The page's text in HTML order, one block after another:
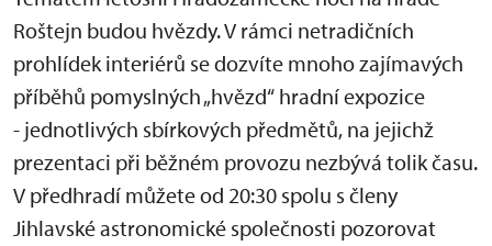
Roštejn budou hvězdy. V rámci netradičních
prohlídek interiérů se dozvíte mnoho zajímavých
příběhů pomyslných „hvězd“ hradní expozice
- jednotlivých sbírkových předmětů, na jejichž
prezentaci při běžném provozu nezbývá tolik času.
V předhradí můžete od 20:30 spolu s členy
Jihlavské astronomické společnosti pozorovat